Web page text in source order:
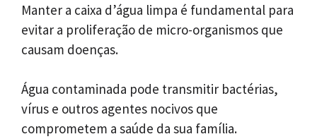
Manter a caixa d’água limpa é fundamental para
evitar a proliferação de micro-organismos que
causam doenças.
Água contaminada pode transmitir bactérias,
vírus e outros agentes nocivos que
comprometem a saúde da sua família.